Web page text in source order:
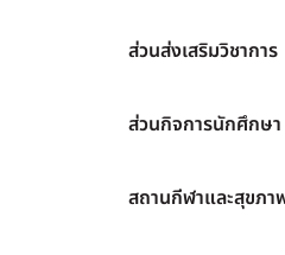
ส่วนส่งเสริมวิชาการ
ส่วนกิจการนักศึกษา
สถานกีฬาและสุขภา